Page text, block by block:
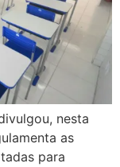
nesta
as
para